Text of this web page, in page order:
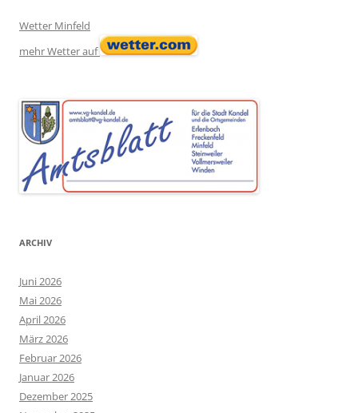
Wetter Minfeld
mehr Wetter auf
ARCHIV
Juni 2026
Mai 2026
April 2026
März 2026
Februar 2026
Januar 2026
Dezember 2025